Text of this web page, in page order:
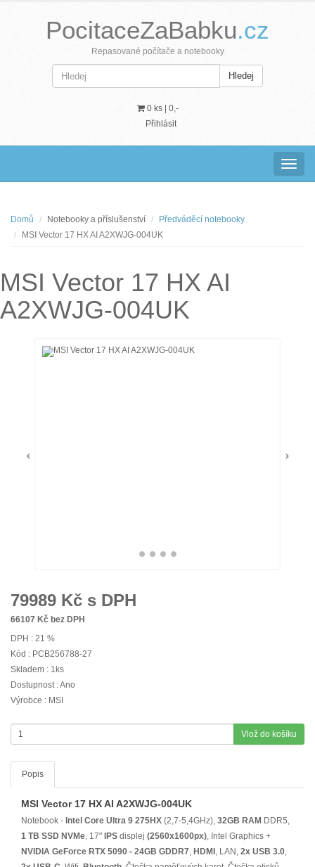
PocitaceZaBabku.cz
Repasované počítače a notebooky
Hledej
0 ks | 0,-
Přihlásit
Domů Notebooky a příslušenství
Předváděcí notebooky
MSI Vector 17 HX AI A2XWJG-004UK
MSI Vector 17 HX AI
A2XWJG-004UK
79989 Kč s DPH
66107 Kč bez DPH
DPH : 21 %
Kód : PCB256788-27
Skladem : 1ks
Dostupnost : Ano
Výrobce : MSI
Vlož do košíku
Popis
MSI Vector 17 HX AI A2XWJG-004UK
Notebook - Intel Core Ultra 9 275HX (2,7-5,4GHz), 32GB RAM DDR5,
1 TB SSD NVMe, 17" IPS displej (2560x1600px), Intel Graphics +
NVIDIA GeForce RTX 5090 - 24GB GDDR7, HDMI , LAN, 2x USB 3.0,